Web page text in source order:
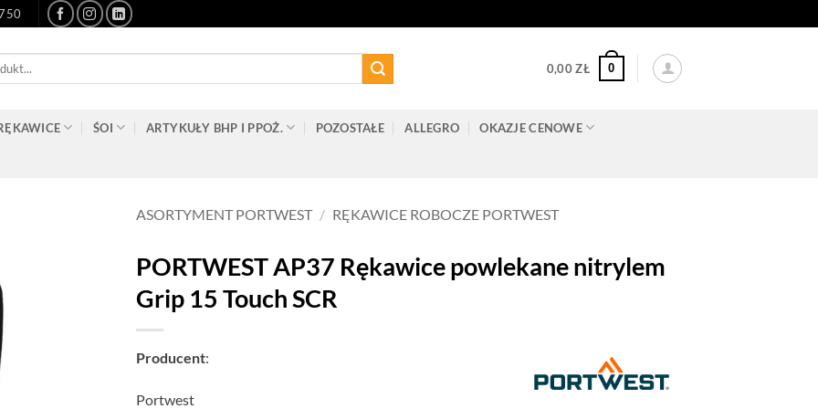
0,00ZŁ 0
ŚOI ARTYKUŁY BHP I PPOŻ. POZOSTAŁE ALLEGRO OKAZJE CENOWE
ASORTYMENT PORTWEST / RĘKAWICE ROBOCZE PORTWEST
PORTWEST AP37 Rękawice powlekane nitrylem
Grip 15 Touch SCR
Producent:
Portwest